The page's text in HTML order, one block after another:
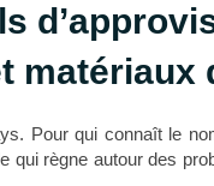
matériaux
Pour qui connaît le
qui règne autour des